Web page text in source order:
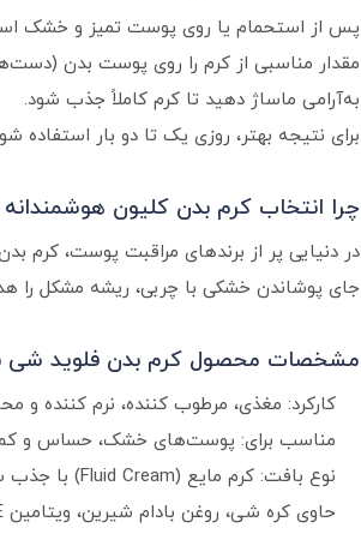
پس از استحمام یا روی پوست تمیز و خشک
مقدار مناسبی از کرم را روی پوست بدن
به‌آرامی ماساژ دهید تا کرم کاملاً جذب شود.
برای نتیجه بهتر، روزی یک تا دو بار استفاده
چرا انتخاب کرم بدن کلیون
در دنیایی پر از برندهای مراقبت پوست، کرم
جای پوشاندن خشکی با چربی، ریشه مشکل را
مشخصات محصول کرم بدن فلوید شی
کارکرد: مغذی، مرطوب کننده، نرم کننده و
مناسب برای: پوست‌های خشک، حساس و
نوع بافت: کرم مایع (Fluid Cream) با جذب سریع و بدون اثر چربی
حاوی کره شی، روغن بادام شیرین، ویتامین E، پروویتامین B5، گلیسیرین